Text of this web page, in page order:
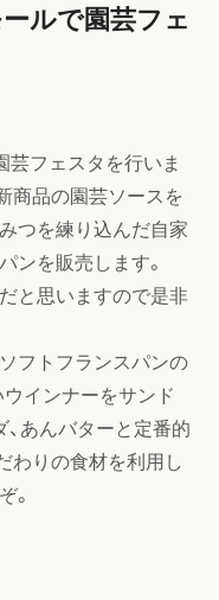
ルで園芸フェ
フェスタを行いま
商品の園芸ソースを
つを練り込んだ自家
ンを販売します。
と思いますので是非
フトフランスパンの
インナーをサンド
、あんバターと定番的
わりの食材を利用し
。